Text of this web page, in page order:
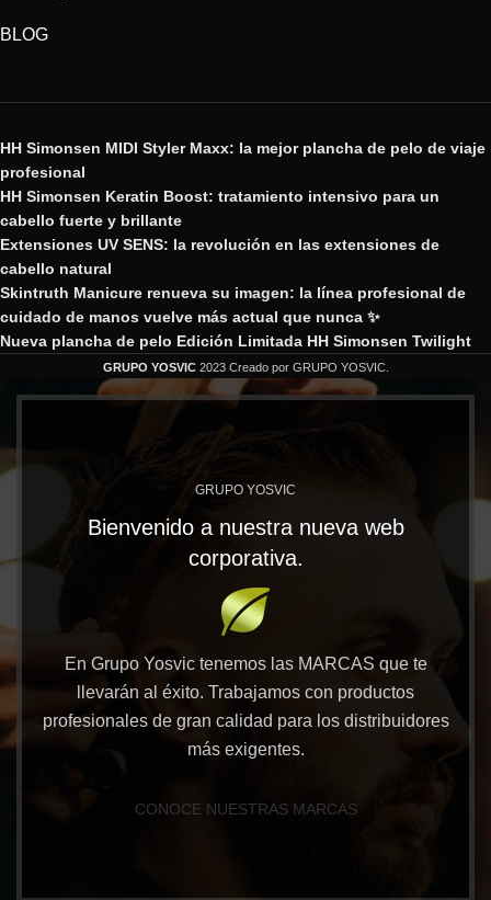
BLOG
HH Simonsen MIDI Styler Maxx: la mejor plancha de pelo de viaje
profesional
HH Simonsen Keratin Boost: tratamiento intensivo para un
cabello fuerte y brillante
Extensiones UV SENS: la revolución en las extensiones de
cabello natural
Skintruth Manicure renueva su imagen: la línea profesional de
cuidado de manos vuelve más actual que nunca ✨
Nueva plancha de pelo Edición Limitada HH Simonsen Twilight
GRUPO YOSVIC 2023 Creado por GRUPO YOSVIC.
GRUPO YOSVIC
Bienvenido a nuestra nueva web
corporativa.
En Grupo Yosvic tenemos las MARCAS que te
llevarán al éxito. Trabajamos con productos
profesionales de gran calidad para los distribuidores
más exigentes.
CONOCE NUESTRAS MARCAS